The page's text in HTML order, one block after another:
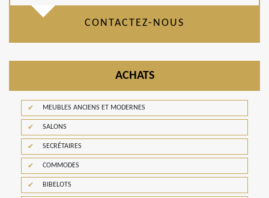
CONTACTEZ-NOUS
ACHATS
MEUBLES ANCIENS ET MODERNES
SALONS
SECRÉTAIRES
COMMODES
BIBELOTS